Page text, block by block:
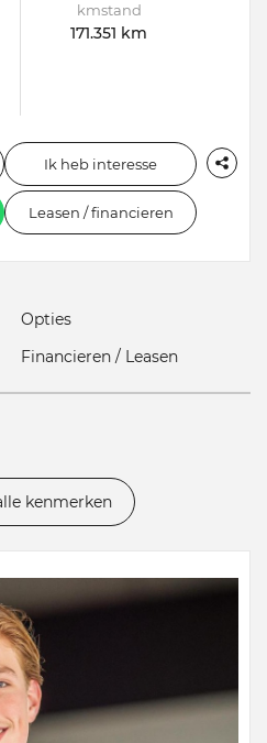
kmstand
171.351 km
Ik heb interesse
Leasen / financieren
Opties
Financieren / Leasen
kenmerken